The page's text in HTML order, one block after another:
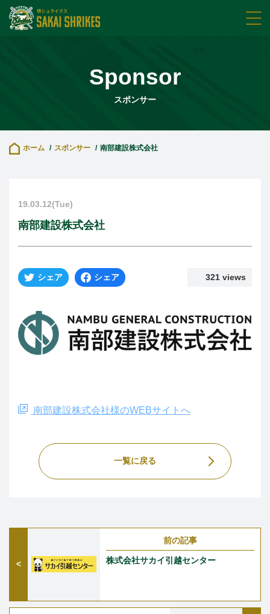
Sponsor
スポンサー
ホーム スポンサー 南部建設株式会社
19.03.12(Tue)
南部建設株式会社
シェア シェア 321 views
南部建設株式会社様のWEBサイトへ
一覧に戻る
前の記事
株式会社サカイ引越センター